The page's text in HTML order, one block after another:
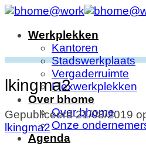
Ga
inhoudWerkplekken
Kantoren
Stadswerkplaats
Vergaderruimte
Flexwerkplekken
Over bhome
Over bhome
Onze
Agenda
lkingma2
Gepubliceerd21/08/2019
lkingma2